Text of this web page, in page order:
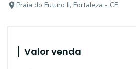
Praia do Futuro II, Fortaleza - CE
Valor venda